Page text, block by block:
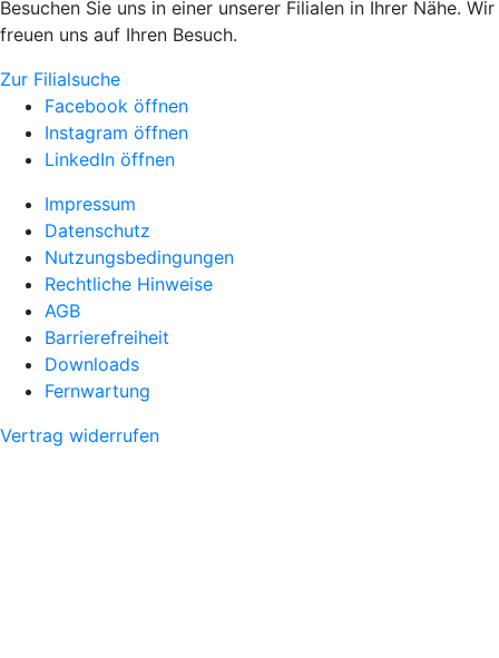
Besuchen Sie uns in einer unserer Filialen in Ihrer Nähe. Wir
freuen uns auf Ihren Besuch.
Zur Filialsuche
Facebook öffnen
Instagram öffnen
LinkedIn öffnen
Impressum
Datenschutz
Nutzungsbedingungen
Rechtliche Hinweise
AGB
Barrierefreiheit
Downloads
Fernwartung
Vertrag widerrufen